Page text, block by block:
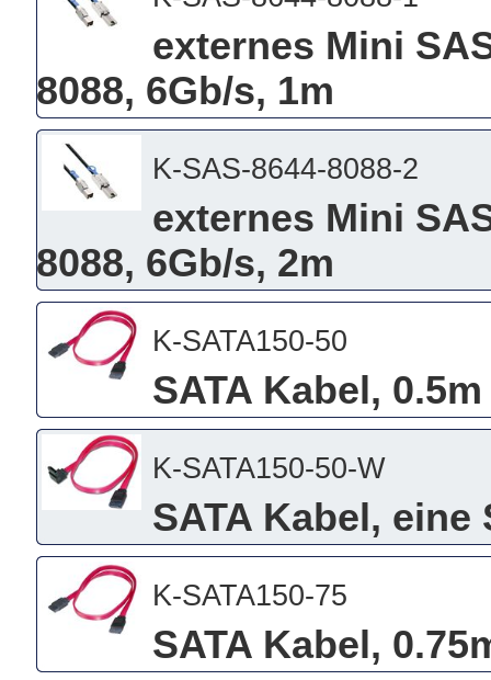
externes Mini
8088, 6Gb/s, 1m
K-SAS-8644-8088-2
externes Mini
8088, 6Gb/s, 2m
K-SATA150-50
SATA Kabel, 0.5m
K-SATA150-50-W
SATA Kabel,
K-SATA150-75
SATA Kabel,